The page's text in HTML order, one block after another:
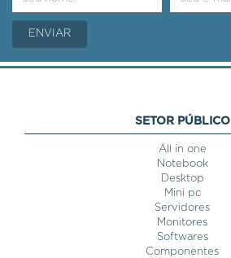
SETOR PÚBLICO
All in one
Notebook
Desktop
Mini pc
Servidores
Monitores
Softwares
Componentes